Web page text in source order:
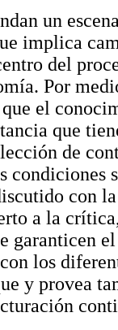
un
implica
del
Por
el
que
de
condiciones
con
a la
garanticen
los
y provea